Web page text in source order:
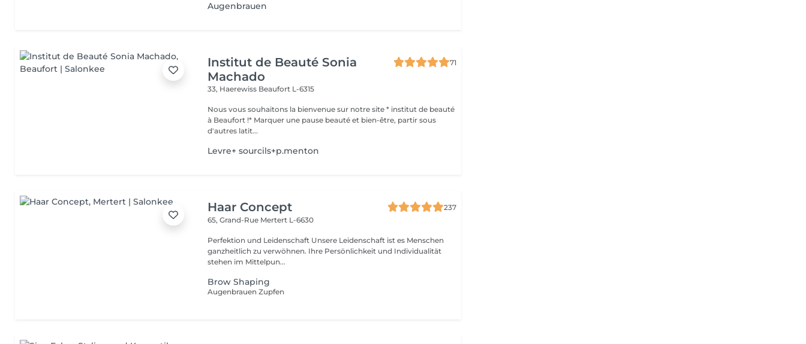
Augenbrauen
Institut de Beauté Sonia
Machado
71
33, Haerewiss Beaufort L-6315
Nous vous souhaitons la bienvenue sur notre site * institut de beauté
à Beaufort !* Marquer une pause beauté et bien-être, partir sous
d'autres latit...
Levre+ sourcils+p.menton
Haar Concept
237
65, Grand-Rue Mertert L-6630
Perfektion und Leidenschaft Unsere Leidenschaft ist es Menschen
ganzheitlich zu verwöhnen. Ihre Persönlichkeit und Individualität
stehen im Mittelpun...
Brow Shaping
Augenbrauen Zupfen